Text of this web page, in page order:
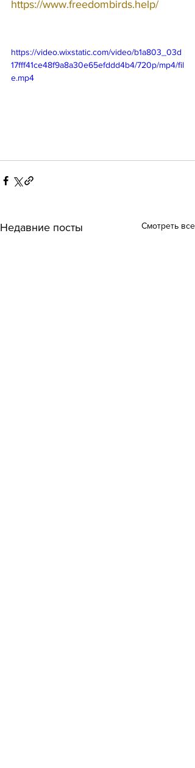
https://www.freedombirds.help/
https://video.wixstatic.com/video/b1a803_03d
17fff41ce48f9a8a30e65efddd4b4/720p/mp4/fil
e.mp4
Недавние посты Смотреть все